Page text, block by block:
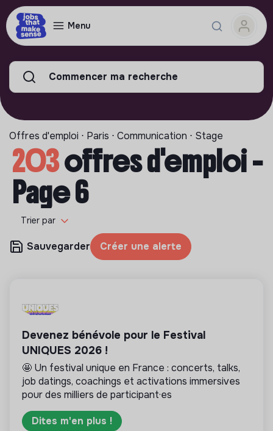
Menu
Commencer ma recherche
Offres d'emploi ⋅ Paris ⋅ Communication ⋅ Stage
203offres d'emploi -
Page 6
Trier par
Sauvegarder Créer une alerte
Devenez bénévole pour le Festival
UNIQUES 2026 !
🤩 Un festival unique en France : concerts, talks,
job datings, coachings et activations immersives
pour des milliers de participant·es
Dites m'en plus !